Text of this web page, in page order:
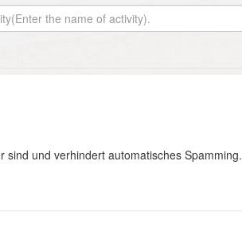
und verhindert automatisches Spamming.